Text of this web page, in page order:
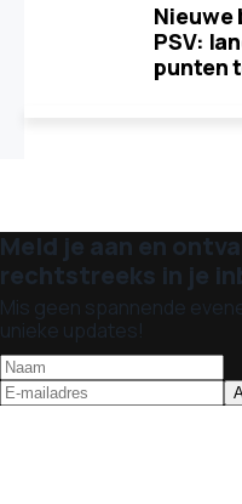
Nieuwe
PSV:
punten
Meld je aan en
rechtstreeks in je
Mis geen spannende
unieke updates!